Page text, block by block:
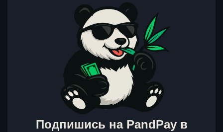
Подпишись на PandPay в